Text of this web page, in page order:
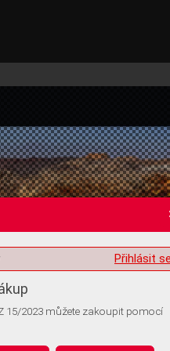
informací
Přihlásit
15/2023 můžete zakoupit pomocí